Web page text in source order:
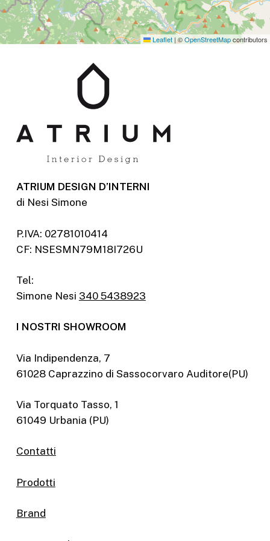
Leaflet |©OpenStreetMapcontributors
ATRIUM DESIGN D’INTERNI
di Nesi Simone
P.IVA: 02781010414
CF: NSESMN79M18I726U
Tel:
Simone Nesi 340 5438923
I NOSTRI SHOWROOM
Via Indipendenza, 7
61028 Caprazzino di Sassocorvaro Auditore(PU)
Via Torquato Tasso, 1
61049 Urbania (PU)
Contatti
Prodotti
Brand